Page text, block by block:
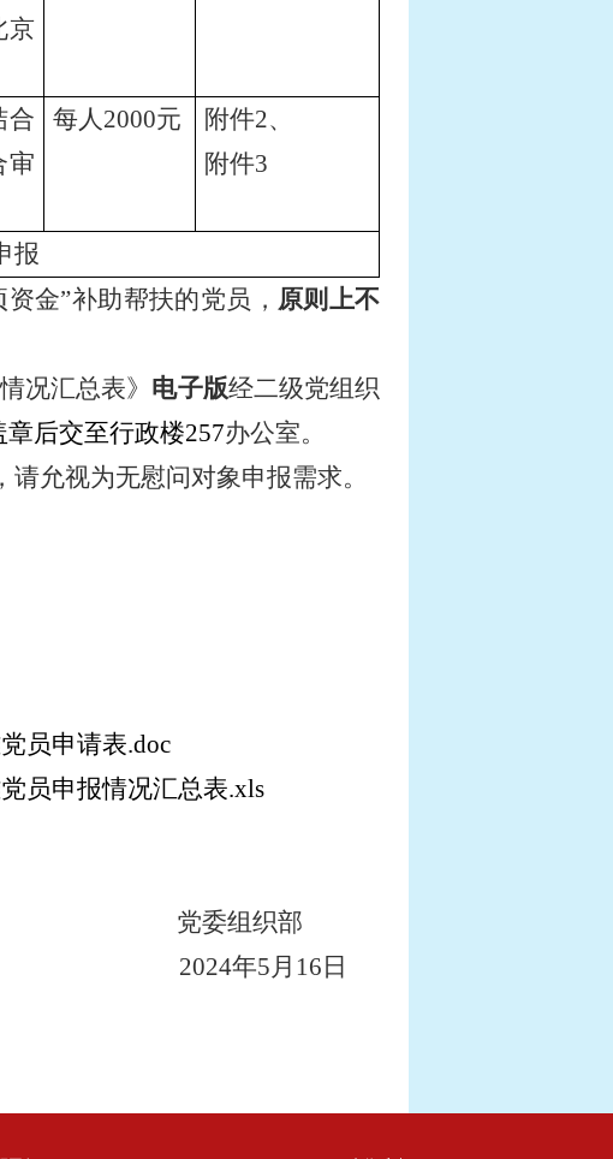
京
合
审
每人2000元 附件2、
附件3
报
资金”补助帮扶的党员， 原则上不
况汇总表》 电子版经二级党组织
后交至行政楼257办公室。
允视为无慰问对象申报需求。
员申请表.doc
员申报情况汇总表.xls
党委组织部
2024年5月 16 日